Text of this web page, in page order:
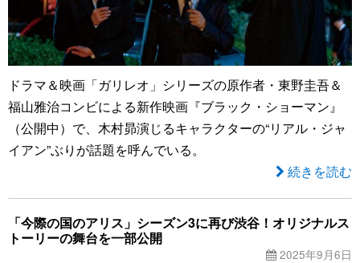
ドラマ＆映画「ガリレオ」シリーズの原作者・東野圭吾＆
福山雅治コンビによる新作映画『ブラック・ショーマン』
（公開中）で、木村昴演じるキャラクターの“リアル・ジャ
イアン”ぶりが話題を呼んでいる。
続きを読む
「今際の国のアリス」シーズン3に再び渋谷！オリジナルス
トーリーの舞台を一部公開
2025年9月6日